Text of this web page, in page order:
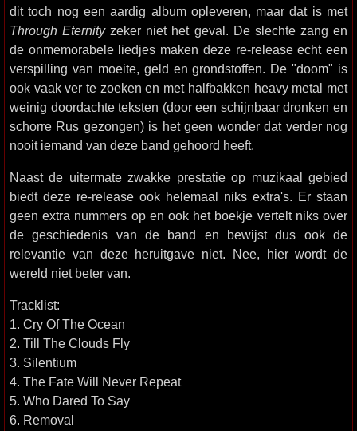
dit toch nog een aardig album opleveren, maar dat is met
Through Eternityzeker niet het geval. De slechte zang en
de onmemorabele liedjes maken deze re-release echt een
verspilling van moeite, geld en grondstoffen. De "doom" is
ook vaak ver te zoeken en met halfbakken heavy metal met
weinig doordachte teksten (door een schijnbaar dronken en
schorre Rus gezongen) is het geen wonder dat verder nog
nooit iemand van deze band gehoord heeft.
Naast de uitermate zwakke prestatie op muzikaal gebied
biedt deze re-release ook helemaal niks extra's. Er staan
geen extra nummers op en ook het boekje vertelt niks over
de geschiedenis van de band en bewijst dus ook de
relevantie van deze heruitgave niet. Nee, hier wordt de
wereld niet beter van.
Tracklist:
1. Cry Of The Ocean
2. Till The Clouds Fly
3. Silentium
4. The Fate Will Never Repeat
5. Who Dared To Say
6. Removal